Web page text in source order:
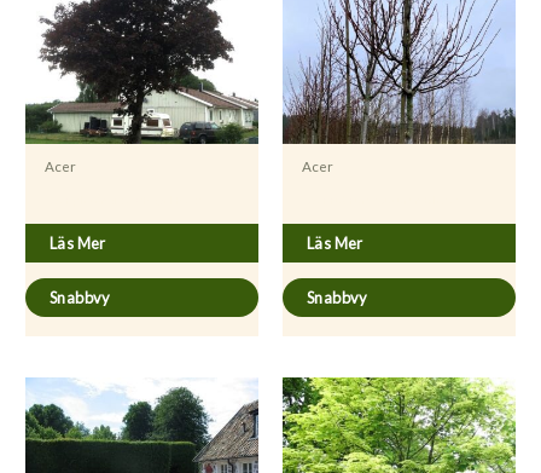
Acer
Läs Mer
Snabbvy
Acer
Läs Mer
Snabbvy